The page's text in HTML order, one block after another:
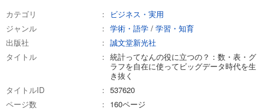
カテゴリ
ビジネス・実用
ジャンル
学術・語学 / 学習・知育
出版社
誠文堂新光社
タイトル
統計ってなんの役に立つの？：数・表・グ
ラフを自在に使ってビッグデータ時代を生
き抜く
タイトルID
537620
ページ数
160ページ